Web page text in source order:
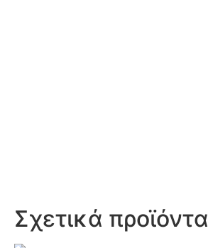
Σχετικά προϊόντα